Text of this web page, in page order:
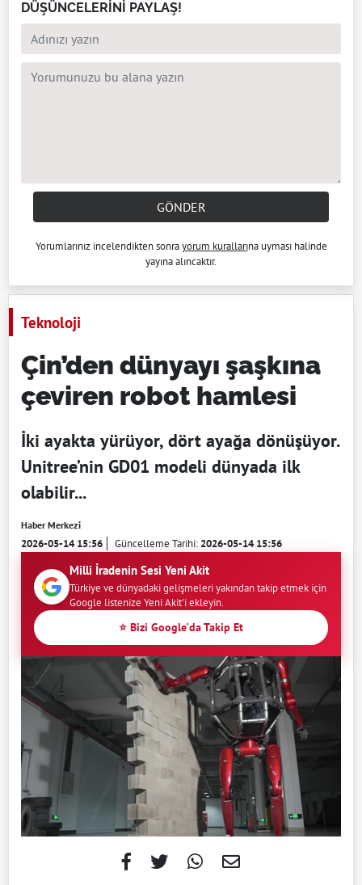
DÜŞÜNCELERİNİ PAYLAŞ!
GÖNDER
Yorumlarınız incelendikten sonrayorum kurallarına uyması halinde
yayına alıncaktır.
Teknoloji
Çin’den dünyayı şaşkına
çeviren robot hamlesi
İki ayakta yürüyor, dört ayağa dönüşüyor.
Unitree’nin GD01 modeli dünyada ilk
olabilir...
Haber Merkezi
2026-05-14 15:56 Güncelleme Tarihi:2026-05-14 15:56
Milli İradenin Sesi Yeni Akit
Türkiye ve dünyadaki gelişmeleri yakından takip etmek için
Google listenize Yeni Akit'i ekleyin.
⭐ Bizi Google'da Takip Et